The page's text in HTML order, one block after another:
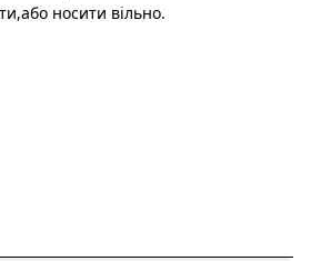
носити вільно.